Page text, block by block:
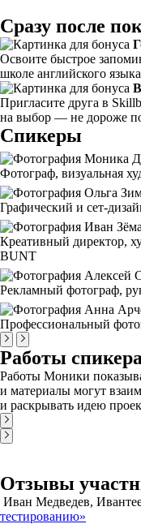
Сразу после
Освоите быстрое
школе английского
Пригласите друга в
на выбор — не дороже
Спикеры
Фотограф, визуальная
Графический и сет-
Креативный директор,
BUNT
Рекламный фотограф,
Профессиональный
Работы спикера
Работы Моники
и материалы могут
и раскрывать идею
Отзывы
Иван Медведев,
тестированию»